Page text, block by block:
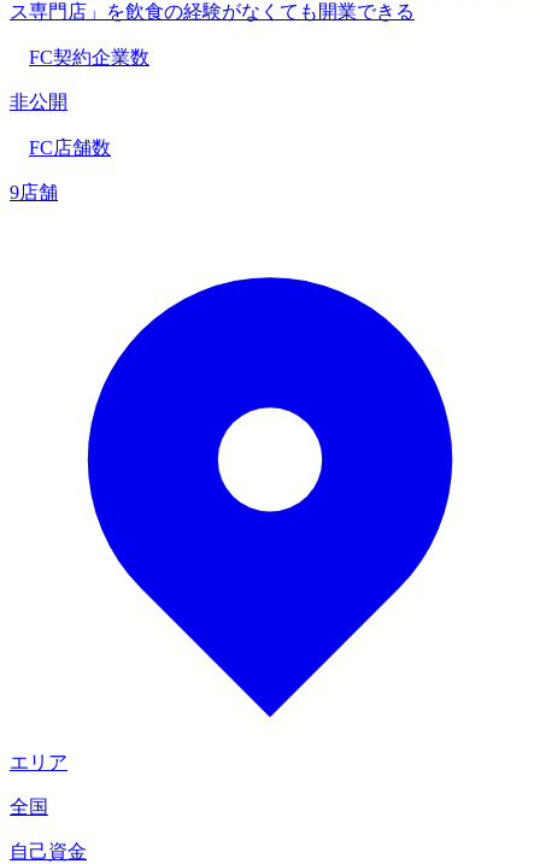
ス専門店」を飲食の経験がなくても開業できる
FC契約企業数
非公開
FC店舗数
9店舗
エリア
全国
自己資金